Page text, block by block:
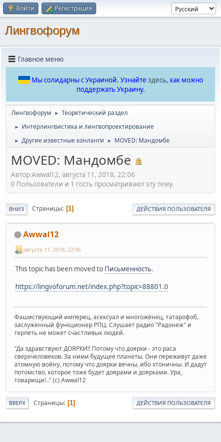
Войти Регистрация
Лингвофорум
Главное меню
Мы солидарны с Украиной. Узнайте здесь, как можно
поддержать Украину.
Лингвофорум ► Теоретический раздел
► Интерлингвистика и лингвопроектирование
► Другие известные конланги ► MOVED: Мандомбе
MOVED: Мандомбе
Автор Awwal12, августа 11, 2018, 22:06
0 Пользователи и 1 гость просматривают эту тему.
ВНИЗ Страницы 1 ДЕЙСТВИЯ ПОЛЬЗОВАТЕЛЯ
Awwal12
августа 11, 2018, 22:06
This topic has been moved to Письменность.
https://lingvoforum.net/index.php?topic=88801.0
Фашиствующий имперец, асексуал и многожёнец, татарофоб,
заслуженный функционер РПЦ. Слушает радио "Радонеж" и
терпеть не может счастливых людей.
"Да здравствуют ДОЯРКИ!! Потому что доярки - это раса
сверхчеловеков. За ними будущее планеты. Они переживут даже
атомную войну, потому что доярки вечны, ибо хтоничны. И дадут
потомство, которое тоже будет доярами и доярками. Ура,
товарищи!.." (c) Awwal12
ВВЕРХ Страницы 1 ДЕЙСТВИЯ ПОЛЬЗОВАТЕЛЯ